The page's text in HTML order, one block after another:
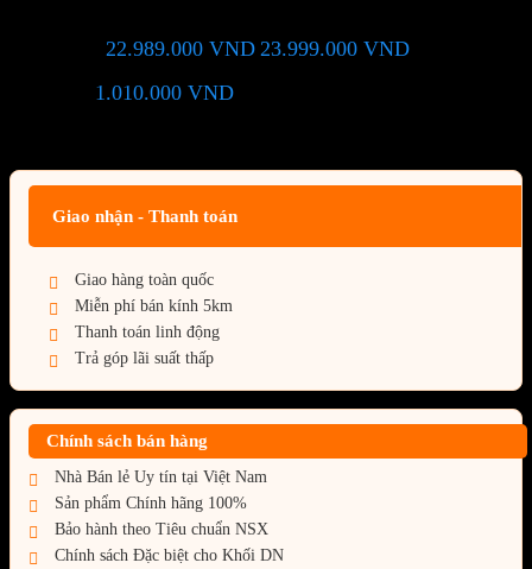
22.989.000 VND 23.999.000 VND
1.010.000 VND
Giao nhận - Thanh toán
Giao hàng toàn quốc
Miễn phí bán kính 5km
Thanh toán linh động
Trả góp lãi suất thấp
Chính sách bán hàng
Nhà Bán lẻ Uy tín tại Việt Nam
Sản phẩm Chính hãng 100%
Bảo hành theo Tiêu chuẩn NSX
Chính sách Đặc biệt cho Khối DN